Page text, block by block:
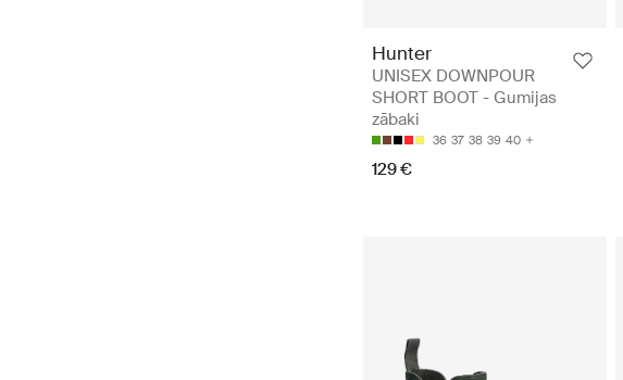
Hunter
UNISEX DOWNPOUR
SHORT BOOT - Gumijas
zābaki
36 37 38 39 40
129 €